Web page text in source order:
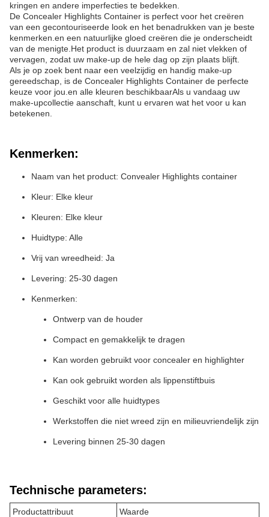
kringen en andere imperfecties te bedekken.
De Concealer Highlights Container is perfect voor het creëren
van een gecontouriseerde look en het benadrukken van je beste
kenmerken.en een natuurlijke gloed creëren die je onderscheidt
van de menigte.Het product is duurzaam en zal niet vlekken of
vervagen, zodat uw make-up de hele dag op zijn plaats blijft.
Als je op zoek bent naar een veelzijdig en handig make-up
gereedschap, is de Concealer Highlights Container de perfecte
keuze voor jou.en alle kleuren beschikbaarAls u vandaag uw
make-upcollectie aanschaft, kunt u ervaren wat het voor u kan
betekenen.
Kenmerken:
Naam van het product: Convealer Highlights container
Kleur: Elke kleur
Kleuren: Elke kleur
Huidtype: Alle
Vrij van wreedheid: Ja
Levering: 25-30 dagen
Kenmerken:
Ontwerp van de houder
Compact en gemakkelijk te dragen
Kan worden gebruikt voor concealer en highlighter
Kan ook gebruikt worden als lippenstiftbuis
Geschikt voor alle huidtypes
Werkstoffen die niet wreed zijn en milieuvriendelijk zijn
Levering binnen 25-30 dagen
Technische parameters:
Productattribuut
Waarde